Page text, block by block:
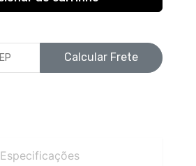
Calcular Frete
Especificações